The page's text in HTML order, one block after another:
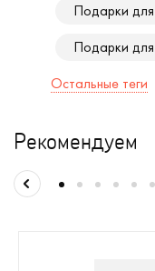
Подарки
Подарки
Остальные теги
Рекомендуем